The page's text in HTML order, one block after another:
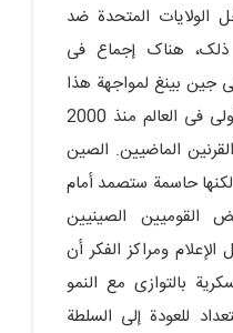
المتحدة ضد
ذلک، هناک إجماع فی
جین بینغ لمواجهة هذا
الإتجاه. کانت الصین القوة الأولى فی العالم منذ 2000
الماضیین. الصین
حاسمة ستصمد أمام
القومیین الصینیین
ومراکز الفکر أن
بالتوازی مع النمو
للعودة إلى السلطة